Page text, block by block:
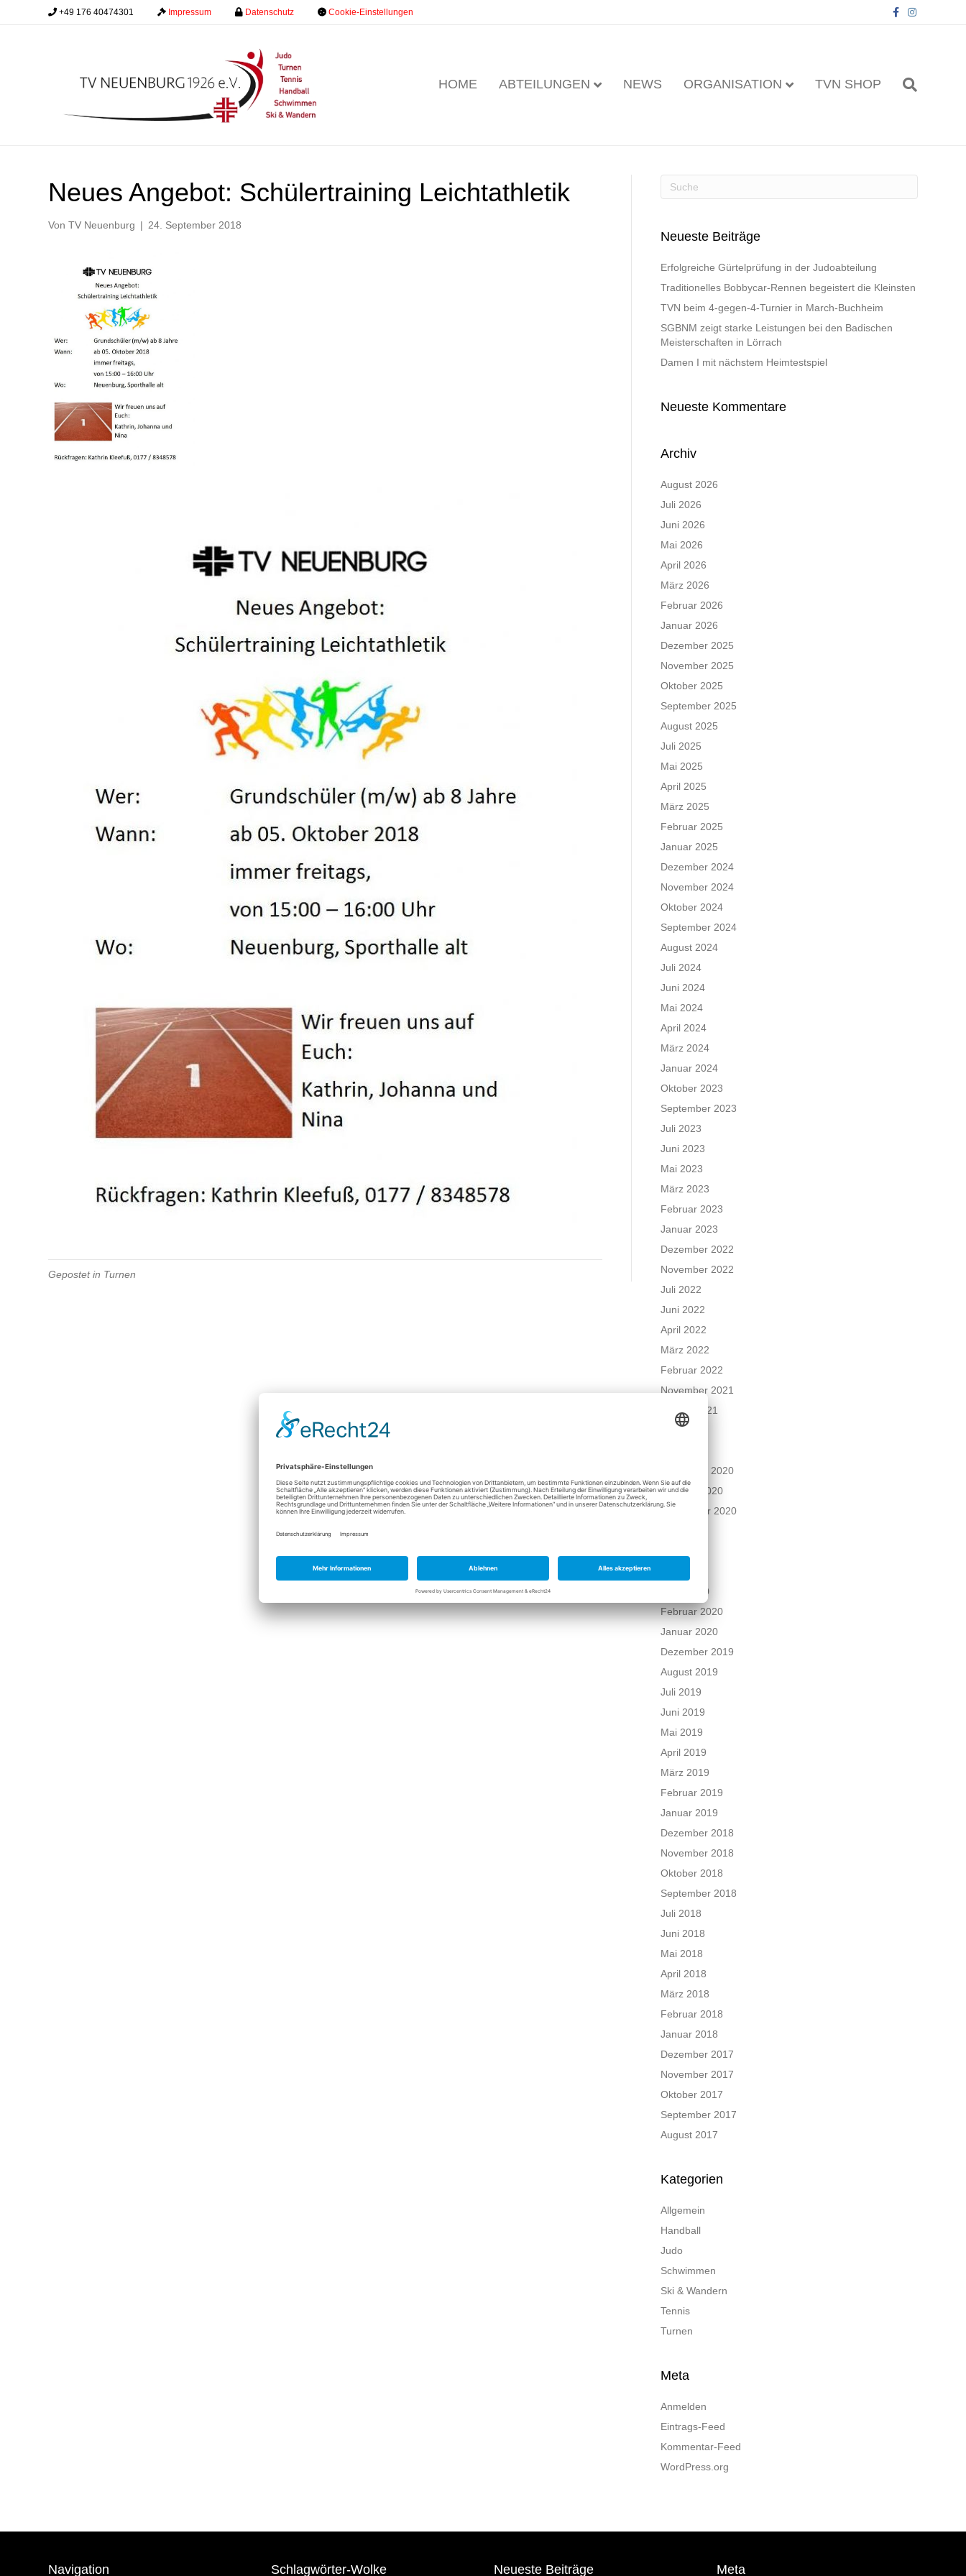
+49 176 40474301 Impressum Datenschutz Cookie-Einstellungen
c
I
s
a
m
HOME ABTEILUNGEN NEWS ORGANISATION TVN SHOP
Neues Angebot: Schülertraining Leichtathletik
VonTV Neuenburg | 24. September 2018
Gepostet in Turnen
Neueste Beiträge
Erfolgreiche Gürtelprüfung in der Judoabteilung
Traditionelles Bobbycar-Rennen begeistert die Kleinsten
TVN beim 4-gegen-4-Turnier in March-Buchheim
SGBNM zeigt starke Leistungen bei den Badischen
Meisterschaften in Lörrach
Damen I mit nächstem Heimtestspiel
Neueste Kommentare
Archiv
August 2026
Juli 2026
Juni 2026
Mai 2026
April 2026
März 2026
Februar 2026
Januar 2026
Dezember 2025
November 2025
Oktober 2025
September 2025
August 2025
Juli 2025
Mai 2025
April 2025
März 2025
Februar 2025
Januar 2025
Dezember 2024
November 2024
Oktober 2024
September 2024
August 2024
Juli 2024
Juni 2024
Mai 2024
April 2024
März 2024
Januar 2024
Oktober 2023
September 2023
Juli 2023
Juni 2023
Mai 2023
März 2023
Februar 2023
Januar 2023
Dezember 2022
November 2022
Juli 2022
Juni 2022
April 2022
März 2022
Februar 2022
November 2021
August 2021
Juni 2021
Dezember 2020
Oktober 2020
September 2020
März 2020
Februar 2020
Januar 2020
Dezember 2019
August 2019
Juli 2019
Juni 2019
Mai 2019
April 2019
März 2019
Februar 2019
Januar 2019
Dezember 2018
November 2018
Oktober 2018
September 2018
Juli 2018
Juni 2018
Mai 2018
April 2018
März 2018
Februar 2018
Januar 2018
Dezember 2017
November 2017
Oktober 2017
September 2017
August 2017
Kategorien
Allgemein
Handball
Judo
Schwimmen
Ski & Wandern
Tennis
Turnen
Meta
Anmelden
Eintrags-Feed
Kommentar-Feed
WordPress.org
Navigation Schlagwörter-Wolke Neueste Beiträge Meta